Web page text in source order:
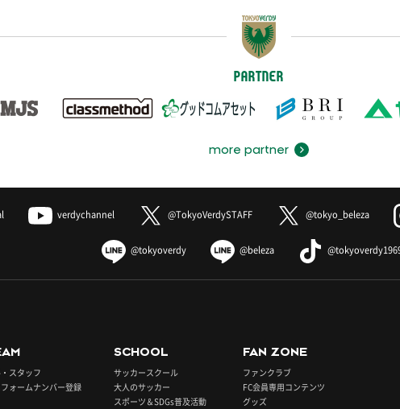
PARTNER
more partner
verdychannel @TokyoVerdySTAFF @tokyo_beleza
@tokyoverdy @beleza
スタッフ
ォームナンバー登録
SCHOOL
サッカースクール
大人のサッカー
スポーツ＆SDGs普及活動
FAN ZONE
ファンクラブ
FC会員専用コンテンツ
グッズ